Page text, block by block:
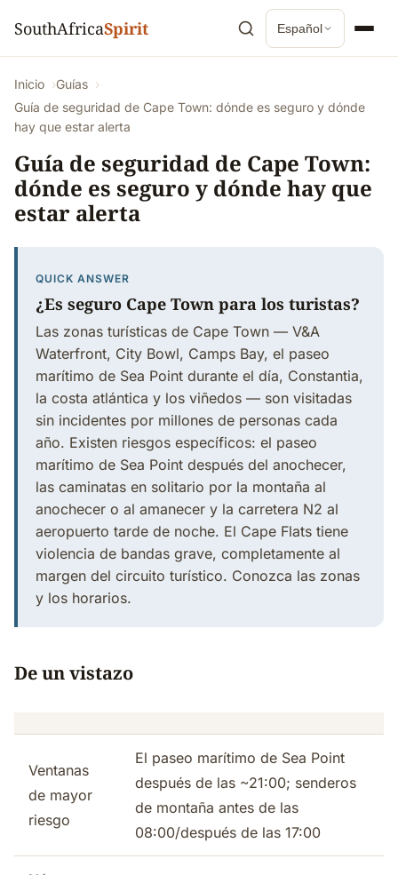
SouthAfricaSpirit Español
Inicio
Guías
Guía de seguridad de Cape Town: dónde es seguro y dónde
hay que estar alerta
Guía de seguridad de Cape Town:
dónde es seguro y dónde hay que
estar alerta
QUICK ANSWER
¿Es seguro Cape Town para los turistas?
Las zonas turísticas de Cape Town — V&A
Waterfront, City Bowl, Camps Bay, el paseo
marítimo de Sea Point durante el día, Constantia,
la costa atlántica y los viñedos — son visitadas
sin incidentes por millones de personas cada
año. Existen riesgos específicos: el paseo
marítimo de Sea Point después del anochecer,
las caminatas en solitario por la montaña al
anochecer o al amanecer y la carretera N2 al
aeropuerto tarde de noche. El Cape Flats tiene
violencia de bandas grave, completamente al
margen del circuito turístico. Conozca las zonas
y los horarios.
De un vistazo
Ventanas
de mayor
riesgo
El paseo marítimo de Sea Point
después de las ~21:00; senderos
de montaña antes de las
08:00/después de las 17:00